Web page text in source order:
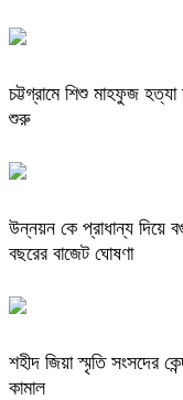
চট্টগ্রামে শিশু মাহফুজ
শুরু
উন্নয়ন কে প্রাধান্য দিয়ে
বছরের বাজেট ঘোষণা
শহীদ জিয়া স্মৃতি সংসদের
কামাল